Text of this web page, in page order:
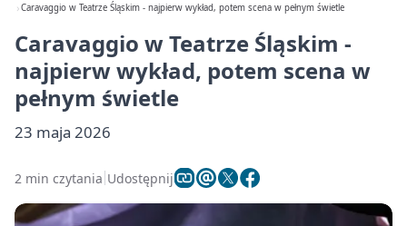
Caravaggio w Teatrze Śląskim - najpierw wykład, potem scena w pełnym świetle
Caravaggio w Teatrze Śląskim -
najpierw wykład, potem scena w
pełnym świetle
23 maja 2026
2 min czytania Udostępnij